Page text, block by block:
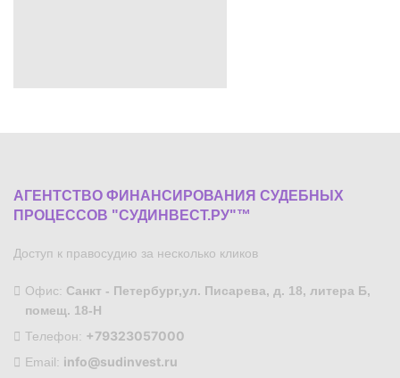
АГЕНТСТВО ФИНАНСИРОВАНИЯ СУДЕБНЫХ
ПРОЦЕССОВ "СУДИНВЕСТ.РУ"™
Доступ к правосудию за несколько кликов
Офис: Санкт - Петербург,ул. Писарева, д. 18, литера Б,
помещ. 18-Н
Телефон: +79323057000
Email: info@sudinvest.ru